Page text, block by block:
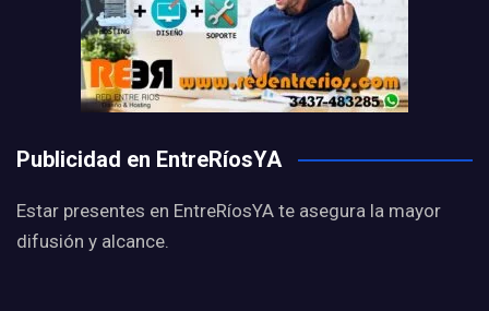
Publicidad en EntreRíosYA
Estar presentes en EntreRíosYA te asegura la mayor
difusión y alcance.